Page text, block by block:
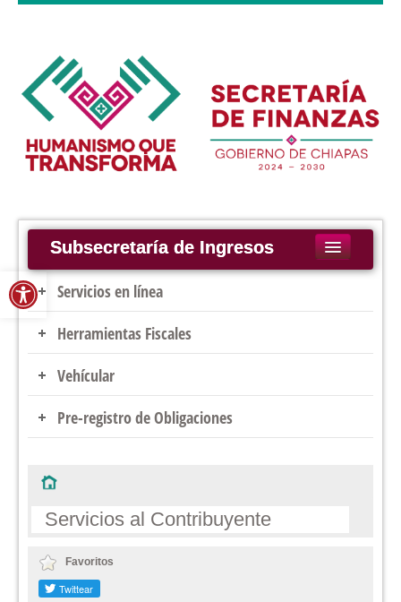
Subsecretaría de Ingresos
Inicio
Servicios
Contacto
Abrir barra de herramientas
Servicios en línea
Pago de Derechos
Formato de Retención y Pago 5 al Millar
Impuesto Predial
Herramientas Fiscales
Recargos Federales
Índice Nacional de Precios al Consumidor
Vehícular
Presupuesto de Autos Nuevos
Consulta Vehículos Extranjeros
Requisitos y Costos Vehiculares
Pre-registro de Obligaciones
Recuperar contraseña
Servicios al Contribuyente
Favoritos